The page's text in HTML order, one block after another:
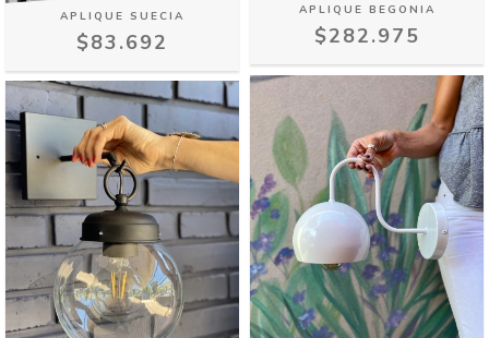
APLIQUE SUECIA
$83.692
APLIQUE BEGONIA
$282.975